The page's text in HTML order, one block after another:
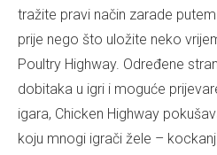
tražite pravi način zarade
prije nego što uložite neko
Poultry Highway. Određene
dobitaka u igri i moguće
igara, Chicken Highway
koju mnogi igrači žele –